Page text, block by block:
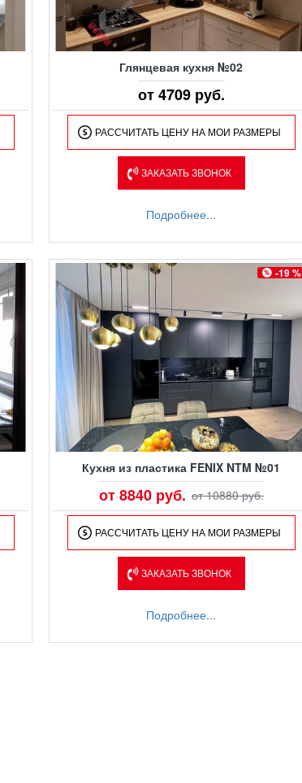
Глянцевая кухня №02
от 4709 руб.
РАССЧИТАТЬ ЦЕНУ НА МОИ РАЗМЕРЫ
ЗАКАЗАТЬ ЗВОНОК
Подробнее...
-19 %
Кухня из пластика FENIX NTM №01
от 8840 руб. от 10880 руб.
РАССЧИТАТЬ ЦЕНУ НА МОИ РАЗМЕРЫ
ЗАКАЗАТЬ ЗВОНОК
Подробнее...